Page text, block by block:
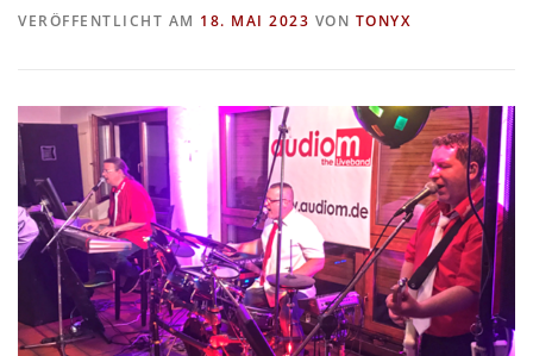
VERÖFFENTLICHT AM 18. MAI 2023 VON TONYX